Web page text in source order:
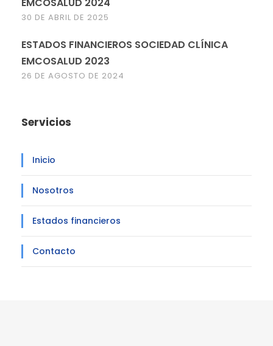
EMCOSALUD 2024
30 DE ABRIL DE 2025
ESTADOS FINANCIEROS SOCIEDAD CLÍNICA
EMCOSALUD 2023
26 DE AGOSTO DE 2024
Servicios
Inicio
Nosotros
Estados financieros
Contacto